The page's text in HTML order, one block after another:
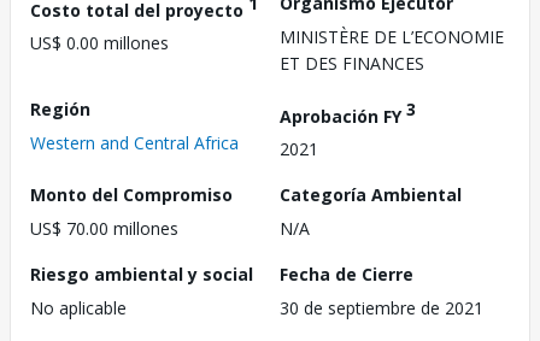
Costo total del proyecto
US$ 0.00 millones
MINISTÈRE DE L’ECONOMIE
ET DES FINANCES
Región
Western and Central Africa
Aprobación FY3
2021
Monto del Compromiso
US$ 70.00 millones
Categoría Ambiental
N/A
Riesgo ambiental y social
No aplicable
Fecha de Cierre
30 de septiembre de 2021